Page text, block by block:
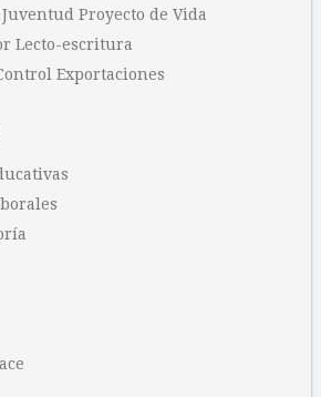
Proyecto de Vida
Lecto-escritura
Exportaciones